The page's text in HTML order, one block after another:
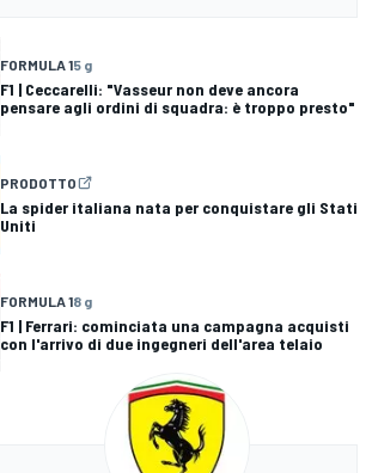
FORMULA 15 g
F1 | Ceccarelli: "Vasseur non deve ancora
pensare agli ordini di squadra: è troppo presto"
PRODOTTO
La spider italiana nata per conquistare gli Stati
Uniti
FORMULA 18 g
F1 | Ferrari: cominciata una campagna acquisti
con l'arrivo di due ingegneri dell'area telaio